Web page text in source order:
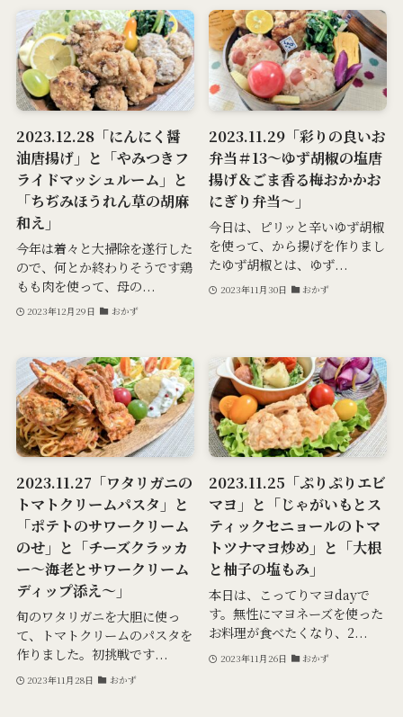
2023.12.28「にんにく醤
油唐揚げ」と「やみつきフ
ライドマッシュルーム」と
「ちぢみほうれん草の胡麻
和え」
今年は着々と大掃除を遂行した
ので、何とか終わりそうです鶏
もも肉を使って、母の...
2023年12月29日 おかず
2023.11.29「彩りの良いお
弁当＃13～ゆず胡椒の塩唐
揚げ＆ごま香る梅おかかお
にぎり弁当～」
今日は、ピリッと辛いゆず胡椒
を使って、から揚げを作りまし
たゆず胡椒とは、ゆず...
2023年11月30日 おかず
2023.11.27「ワタリガニの
トマトクリームパスタ」と
「ポテトのサワークリーム
のせ」と「チーズクラッカ
ー～海老とサワークリーム
ディップ添え～」
旬のワタリガニを大胆に使っ
て、トマトクリームのパスタを
作りました。初挑戦です...
2023年11月28日 おかず
2023.11.25「ぷりぷりエビ
マヨ」と「じゃがいもとス
ティックセニョールのトマ
トツナマヨ炒め」と「大根
と柚子の塩もみ」
本日は、こってりマヨdayで
す。無性にマヨネーズを使った
お料理が食べたくなり、2...
2023年11月26日 おかず